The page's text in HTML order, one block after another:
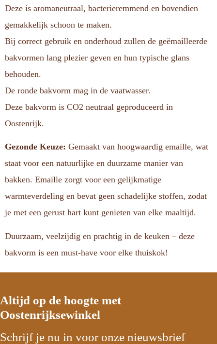
Deze is aromaneutraal, bacterieremmend en bovendien
gemakkelijk schoon te maken.
Bij correct gebruik en onderhoud zullen de geëmailleerde
bakvormen lang plezier geven en hun typische glans
behouden.
De ronde bakvorm mag in de vaatwasser.
Deze bakvorm is CO2 neutraal geproduceerd in
Oostenrijk.
Gezonde Keuze: Gemaakt van hoogwaardig emaille, wat
staat voor een natuurlijke en duurzame manier van
bakken. Emaille zorgt voor een gelijkmatige
warmteverdeling en bevat geen schadelijke stoffen, zodat
je met een gerust hart kunt genieten van elke maaltijd.
Duurzaam, veelzijdig en prachtig in de keuken – deze
bakvorm is een must-have voor elke thuiskok!
Altijd op de hoogte met
Oostenrijksewinkel
Schrijf je nu in voor onze nieuwsbrief